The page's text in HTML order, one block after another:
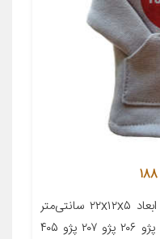
معرفی محصول جزئیات محصول ابعاد ۲۲x۱۲x۵ سانتی‌متر
جنس ویسکوز مناسب برای خودرو پژو ۲۰۶ پژو ۲۰۷ پژو ۴۰۵